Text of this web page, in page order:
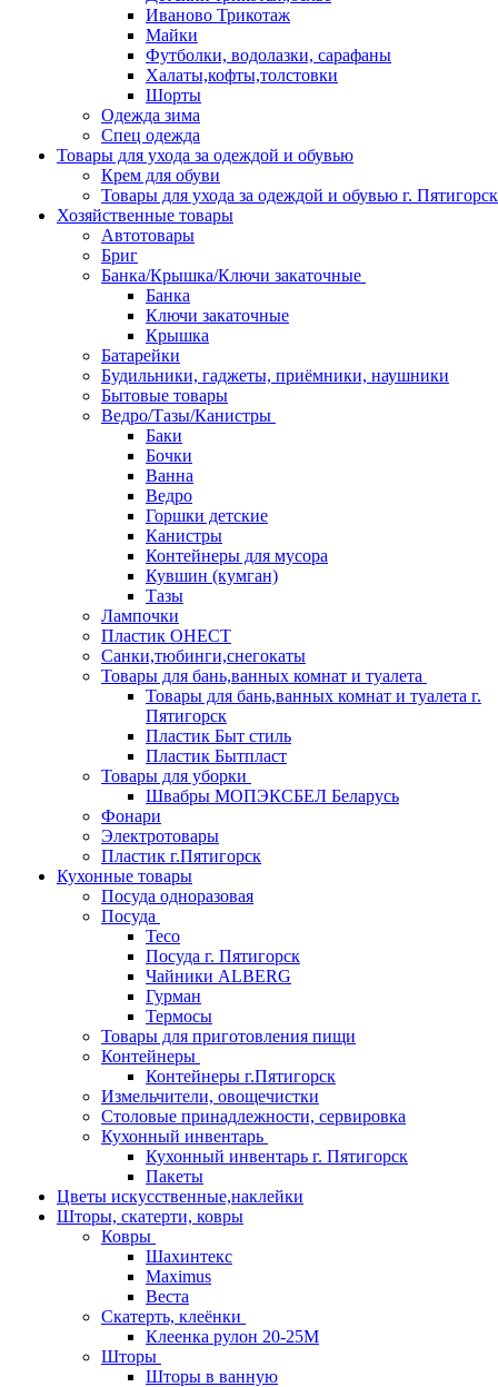
Иваново Трикотаж
Майки
Футболки, водолазки, сарафаны
Халаты,кофты,толстовки
Шорты
Одежда зима
Спец одежда
Товары для ухода за одеждой и обувью
Крем для обуви
Товары для ухода за одеждой и обувью г. Пятигорск
Хозяйственные товары
Автотовары
Бриг
Банка/Крышка/Ключи закаточные
Банка
Ключи закаточные
Крышка
Батарейки
Будильники, гаджеты, приёмники, наушники
Бытовые товары
Ведро/Тазы/Канистры
Баки
Бочки
Ванна
Ведро
Горшки детские
Канистры
Контейнеры для мусора
Кувшин (кумган)
Тазы
Лампочки
Пластик ОНЕСТ
Санки,тюбинги,снегокаты
Товары для бань,ванных комнат и туалета
Товары для бань,ванных комнат и туалета г.
Пятигорск
Пластик Быт стиль
Пластик Бытпласт
Товары для уборки
Швабры МОПЭКСБЕЛ Беларусь
Фонари
Электротовары
Пластик г.Пятигорск
Кухонные товары
Посуда одноразовая
Посуда
Teco
Посуда г. Пятигорск
Чайники ALBERG
Гурман
Термосы
Товары для приготовления пищи
Контейнеры
Контейнеры г.Пятигорск
Измельчители, овощечистки
Столовые принадлежности, сервировка
Кухонный инвентарь
Кухонный инвентарь г. Пятигорск
Пакеты
Цветы искусственные,наклейки
Шторы, скатерти, ковры
Ковры
Шахинтекс
Maximus
Веста
Скатерть, клеёнки
Клеенка рулон 20-25М
Шторы
Шторы в ванную